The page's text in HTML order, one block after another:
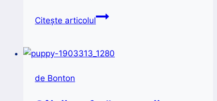
Citește articolulBune
Când
de Bonton